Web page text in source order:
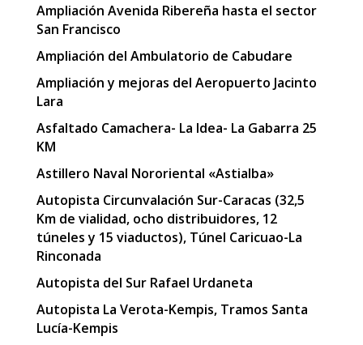
Ampliación Avenida Ribereña hasta el sector
San Francisco
Ampliación del Ambulatorio de Cabudare
Ampliación y mejoras del Aeropuerto Jacinto
Lara
Asfaltado Camachera- La Idea- La Gabarra 25
KM
Astillero Naval Nororiental «Astialba»
Autopista Circunvalación Sur-Caracas (32,5
Km de vialidad, ocho distribuidores, 12
túneles y 15 viaductos), Túnel Caricuao-La
Rinconada
Autopista del Sur Rafael Urdaneta
Autopista La Verota-Kempis, Tramos Santa
Lucía-Kempis